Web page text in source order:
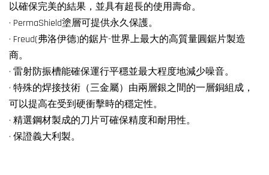
以確保完美的結果，並具有超長的使用壽命。
· PermaShield塗層可提供永久保護。
· Freud(弗洛伊德)的鋸片-世界上最大的高質量圓鋸片製造
商。
· 雷射防振槽能確保運行平穩並最大程度地減少噪音。
· 特殊的焊接技術（三金屬）由兩層銀之間的一層銅組成，
可以提高在受到硬衝擊時的穩定性。
· 精選鋼材製成的刀片可確保精度和耐用性。
· 保證義大利製。